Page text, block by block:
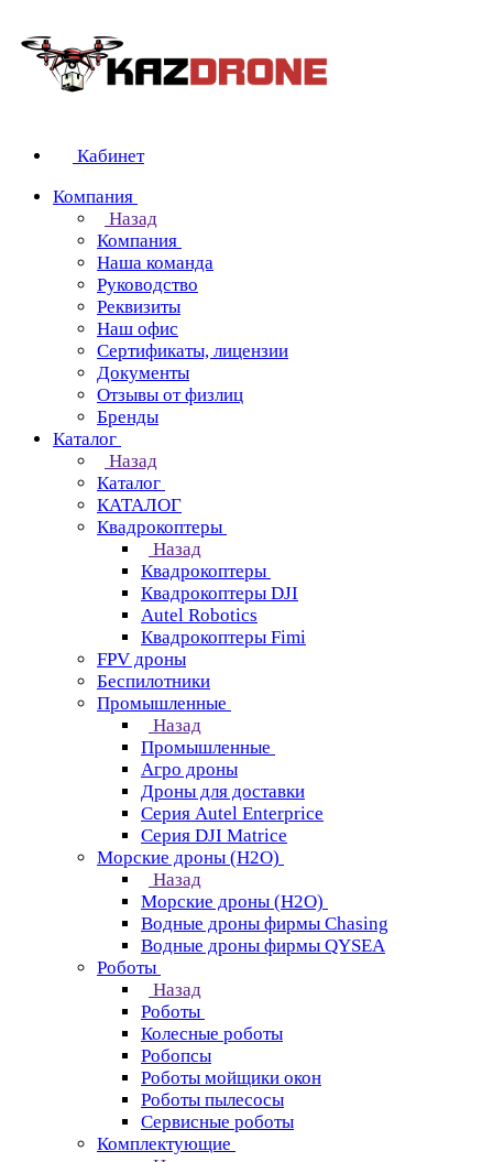
Кабинет
Компания
Назад
Компания
Наша команда
Руководство
Реквизиты
Наш офис
Сертификаты, лицензии
Документы
Отзывы от физлиц
Бренды
Каталог
Назад
Каталог
КАТАЛОГ
Квадрокоптеры
Назад
Квадрокоптеры
Квадрокоптеры DJI
Autel Robotics
Квадрокоптеры Fimi
FPV дроны
Беспилотники
Промышленные
Назад
Промышленные
Агро дроны
Дроны для доставки
Серия Autel Enterprice
Серия DJI Matrice
Морские дроны (H2O)
Назад
Морские дроны (H2O)
Водные дроны фирмы Chasing
Водные дроны фирмы QYSEA
Роботы
Назад
Роботы
Колесные роботы
Робопсы
Роботы мойщики окон
Роботы пылесосы
Сервисные роботы
Комплектующие